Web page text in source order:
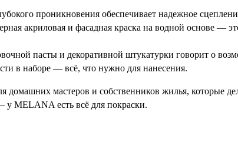
проникновения обеспечивает надежное
акриловая и фасадная краска на водной основе —
пасты и декоративной штукатурки говорит о
в наборе — всё, что нужно для нанесения.
домашних мастеров и собственников жилья, которые
у MELANA есть всё для покраски.